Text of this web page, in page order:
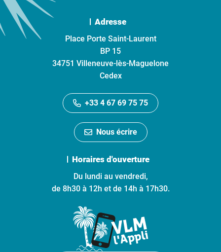
Adresse
Place Porte Saint-Laurent
BP 15
34751 Villeneuve-lès-Maguelone
Cedex
+33 4 67 69 75 75
Nous écrire
Horaires d'ouverture
Du lundi au vendredi,
de 8h30 à 12h et de 14h à 17h30.